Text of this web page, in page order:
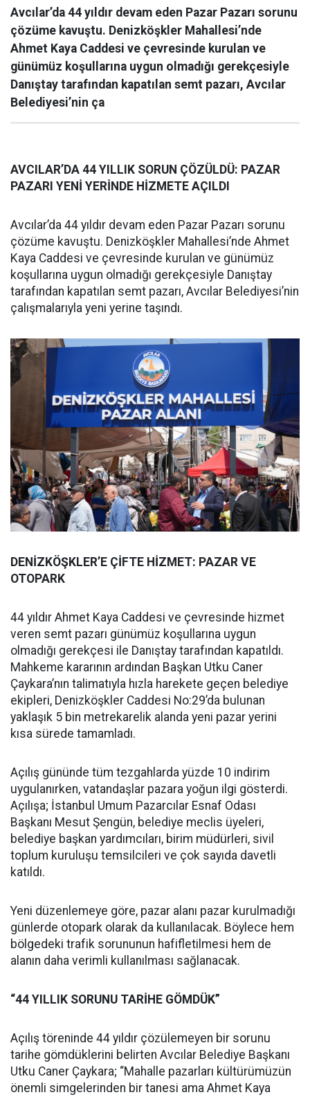
Avcılar’da 44 yıldır devam eden Pazar Pazarı sorunu
çözüme kavuştu. Denizköşkler Mahallesi’nde
Ahmet Kaya Caddesi ve çevresinde kurulan ve
günümüz koşullarına uygun olmadığı gerekçesiyle
Danıştay tarafından kapatılan semt pazarı, Avcılar
Belediyesi’nin ça
AVCILAR’DA 44 YILLIK SORUN ÇÖZÜLDÜ: PAZAR
PAZARI YENİ YERİNDE HİZMETE AÇILDI
Avcılar’da 44 yıldır devam eden Pazar Pazarı sorunu
çözüme kavuştu. Denizköşkler Mahallesi’nde Ahmet
Kaya Caddesi ve çevresinde kurulan ve günümüz
koşullarına uygun olmadığı gerekçesiyle Danıştay
tarafından kapatılan semt pazarı, Avcılar Belediyesi’nin
çalışmalarıyla yeni yerine taşındı.
DENİZKÖŞKLER’E ÇİFTE HİZMET: PAZAR VE
OTOPARK
44 yıldır Ahmet Kaya Caddesi ve çevresinde hizmet
veren semt pazarı günümüz koşullarına uygun
olmadığı gerekçesi ile Danıştay tarafından kapatıldı.
Mahkeme kararının ardından Başkan Utku Caner
Çaykara’nın talimatıyla hızla harekete geçen belediye
ekipleri, Denizköşkler Caddesi No:29’da bulunan
yaklaşık 5 bin metrekarelik alanda yeni pazar yerini
kısa sürede tamamladı.
Açılış gününde tüm tezgahlarda yüzde 10 indirim
uygulanırken, vatandaşlar pazara yoğun ilgi gösterdi.
Açılışa; İstanbul Umum Pazarcılar Esnaf Odası
Başkanı Mesut Şengün, belediye meclis üyeleri,
belediye başkan yardımcıları, birim müdürleri, sivil
toplum kuruluşu temsilcileri ve çok sayıda davetli
katıldı.
Yeni düzenlemeye göre, pazar alanı pazar kurulmadığı
günlerde otopark olarak da kullanılacak. Böylece hem
bölgedeki trafik sorununun hafifletilmesi hem de
alanın daha verimli kullanılması sağlanacak.
“44 YILLIK SORUNU TARİHE GÖMDÜK”
Açılış töreninde 44 yıldır çözülemeyen bir sorunu
tarihe gömdüklerini belirten Avcılar Belediye Başkanı
Utku Caner Çaykara; “Mahalle pazarları kültürümüzün
önemli simgelerinden bir tanesi ama Ahmet Kaya